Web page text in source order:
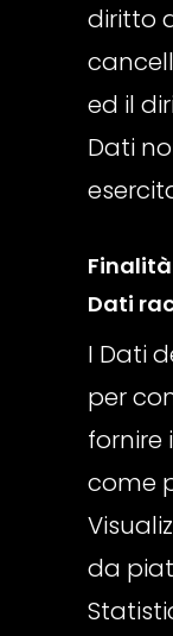
diritto
ed il
Dati
Dati
I Dati
per
fornire
come
da